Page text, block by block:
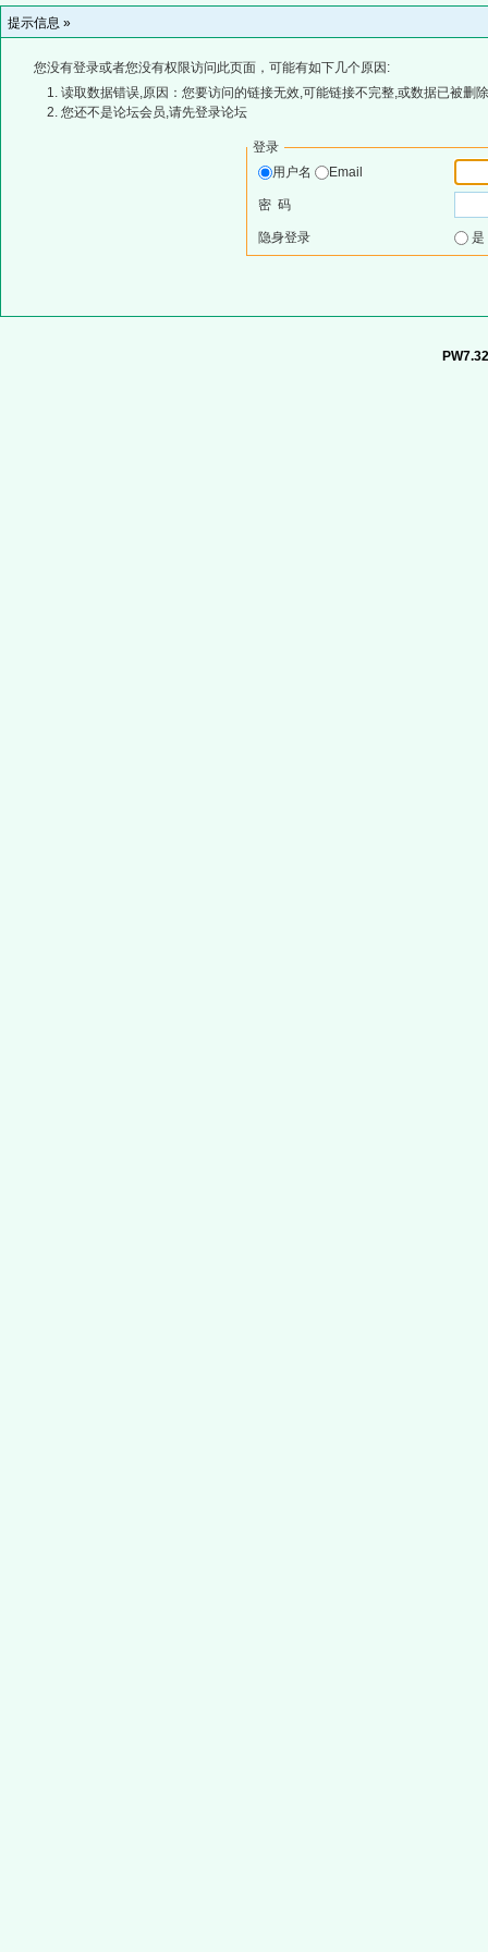
提示信息 »
您没有登录或者您没有权限访问此页面，可能有如下几个原因:
读取数据错误,原因：您要访问的链接无效,可能链接不完整,或数据已被删
您还不是论坛会员,请先登录论坛
登录
用户名
Email
密 码
隐身登录